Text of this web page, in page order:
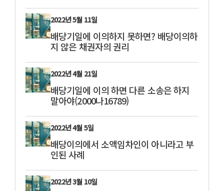
2022년 5월 11일
배당기일에 이의하지 못하면? 배당이의하
지 않은 채권자의 권리
2022년 4월 21일
배당기일에 이의 하면 다른 소송은 하지
말아야(2000나16789)
2022년 4월 5일
배당이의에서 소액임차인이 아니라고 부
인된 사례
2022년 3월 10일